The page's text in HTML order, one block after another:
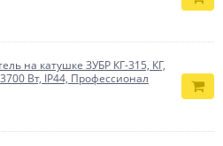
на катушке ЗУБР КГ-315, КГ,
Вт, IP44, Профессионал